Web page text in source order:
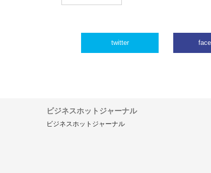
twitter
ビジネスホットジャーナル
ビジネスホットジャーナル